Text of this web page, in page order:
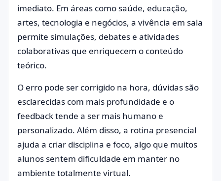
imediato. Em áreas como saúde, educação,
artes, tecnologia e negócios, a vivência em sala
permite simulações, debates e atividades
colaborativas que enriquecem o conteúdo
teórico.
O erro pode ser corrigido na hora, dúvidas são
esclarecidas com mais profundidade e o
feedback tende a ser mais humano e
personalizado. Além disso, a rotina presencial
ajuda a criar disciplina e foco, algo que muitos
alunos sentem dificuldade em manter no
ambiente totalmente virtual.